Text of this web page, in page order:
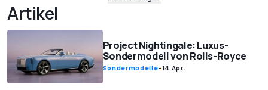
Artikel
Project Nightingale: Luxus-
Sondermodell von Rolls-Royce
Sondermodelle-14 Apr.